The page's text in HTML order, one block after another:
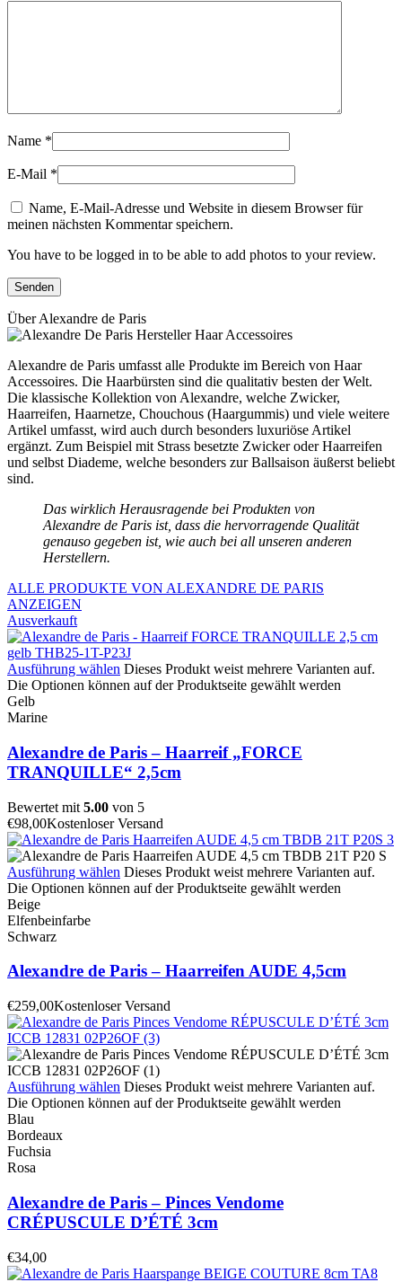
Name *
E-Mail *
Name, E-Mail-Adresse und Website in diesem Browser für
meinen nächsten Kommentar speichern.
You have to be logged in to be able to add photos to your review.
Über Alexandre de Paris
Alexandre de Paris umfasst alle Produkte im Bereich von Haar
Accessoires. Die Haarbürsten sind die qualitativ besten der Welt.
Die klassische Kollektion von Alexandre, welche Zwicker,
Haarreifen, Haarnetze, Chouchous (Haargummis) und viele weitere
Artikel umfasst, wird auch durch besonders luxuriöse Artikel
ergänzt. Zum Beispiel mit Strass besetzte Zwicker oder Haarreifen
und selbst Diademe, welche besonders zur Ballsaison äußerst beliebt
sind.
Das wirklich Herausragende bei Produkten von
Alexandre de Paris ist, dass die hervorragende Qualität
genauso gegeben ist, wie auch bei all unseren anderen
Herstellern.
ALLE PRODUKTE VON ALEXANDRE DE PARIS
ANZEIGEN
Ausverkauft
Ausführung wählen Dieses Produkt weist mehrere Varianten auf.
Die Optionen können auf der Produktseite gewählt werden
Gelb
Marine
Alexandre de Paris – Haarreif „FORCE
TRANQUILLE“ 2,5cm
Bewertet mit 5.00 von 5
€98,00Kostenloser Versand
Ausführung wählen Dieses Produkt weist mehrere Varianten auf.
Die Optionen können auf der Produktseite gewählt werden
Beige
Elfenbeinfarbe
Schwarz
Alexandre de Paris – Haarreifen AUDE 4,5cm
€259,00Kostenloser Versand
Ausführung wählen Dieses Produkt weist mehrere Varianten auf.
Die Optionen können auf der Produktseite gewählt werden
Blau
Bordeaux
Fuchsia
Rosa
Alexandre de Paris – Pinces Vendome
CRÉPUSCULE D’ÉTÉ 3cm
€34,00